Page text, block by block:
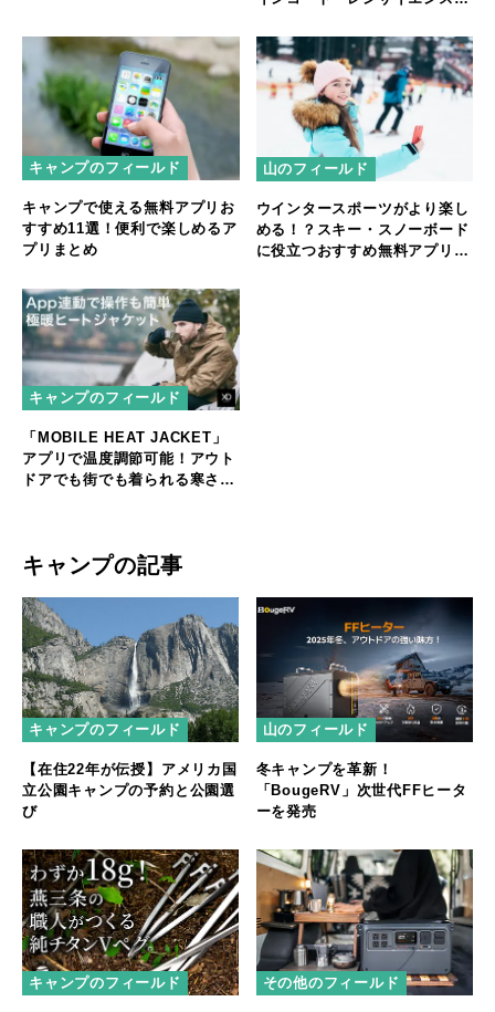
キャンプのフィールド
キャンプで使える無料アプリお
すすめ11選！便利で楽しめるア
プリまとめ
山のフィールド
ウインタースポーツがより楽し
める！？スキー・スノーボード
に役立つおすすめ無料アプリを
キャンプのフィールド
「MOBILE HEAT JACKET」
アプリで温度調節可能！アウト
ドアでも街でも着られる寒さ知
キャンプの記事
キャンプのフィールド
【在住22年が伝授】アメリカ国
立公園キャンプの予約と公園選
び
山のフィールド
冬キャンプを革新！
「BougeRV」次世代FFヒータ
ーを発売
キャンプのフィールド その他のフィールド